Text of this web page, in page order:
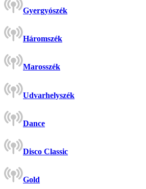
Gyergyószék
Háromszék
Marosszék
Udvarhelyszék
Dance
Disco Classic
Gold